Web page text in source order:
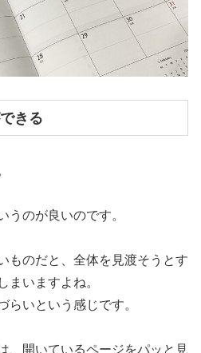
きる
うのが良いのです。
ものだと、全体を見渡そうとす
まいますよね。
らいという感じです。
、開いているページをパッと見